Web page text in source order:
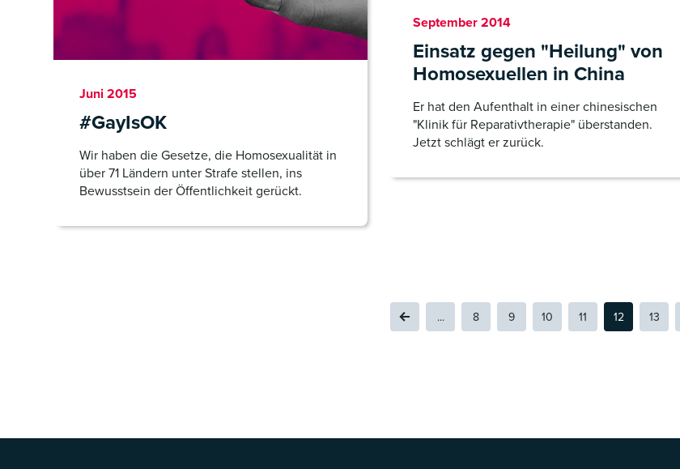
Juni 2015
#GayIsOK
Wir haben die Gesetze, die Homosexualität in
über 71 Ländern unter Strafe stellen, ins
Bewusstsein der Öffentlichkeit gerückt.
September 2014
Einsatz gegen "Heilung" von
Homosexuellen in China
Er hat den Aufenthalt in einer chinesischen
"Klinik für Reparativtherapie" überstanden.
Jetzt schlägt er zurück.
BACK ...MORE RESULTS
8 9 10 11 12(CURRENT)
13